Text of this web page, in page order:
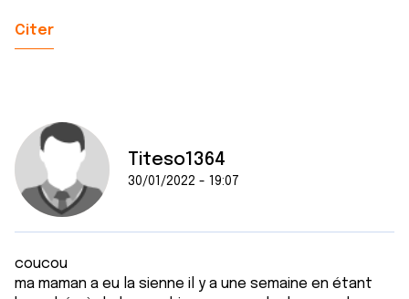
Citer
Titeso1364
30/01/2022 - 19:07
coucou
ma maman a eu la sienne il y a une semaine en étant